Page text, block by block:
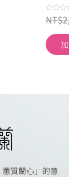
評
分
滿
分
5
NT$
質蘭心」的意